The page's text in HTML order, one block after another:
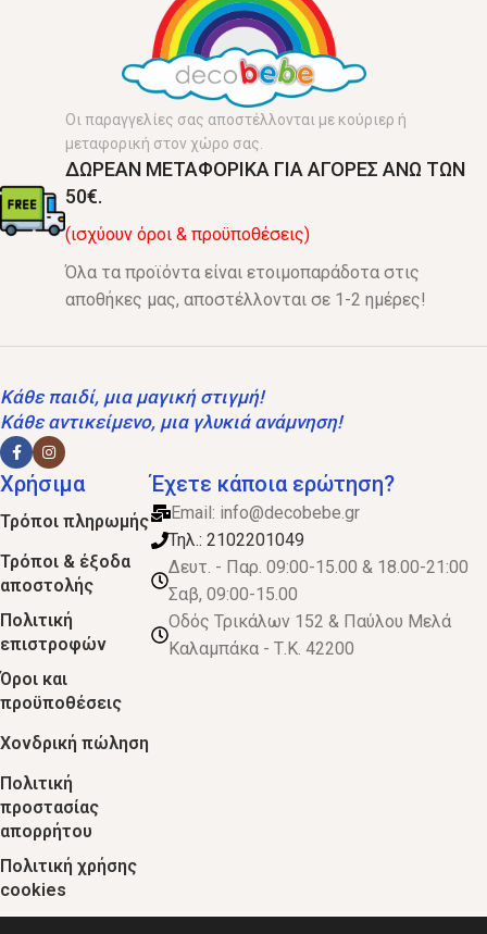
Οι παραγγελίες σας αποστέλλονται με κούριερ ή
μεταφορική στον χώρο σας.
ΔΩΡΕΑΝ ΜΕΤΑΦΟΡΙΚΑ ΓΙΑ ΑΓΟΡΕΣ ΑΝΩ ΤΩΝ
50€.
(ισχύουν όροι & προϋποθέσεις)
Όλα τα προϊόντα είναι ετοιμοπαράδοτα στις
αποθήκες μας, αποστέλλονται σε 1-2 ημέρες!
Κάθε παιδί, μια μαγική στιγμή!
Κάθε αντικείμενο, μια γλυκιά ανάμνηση!
Χρήσιμα
Τρόποι πληρωμής
Τρόποι & έξοδα
αποστολής
Πολιτική
επιστροφών
Όροι και
προϋποθέσεις
Χονδρική πώληση
Πολιτική
προστασίας
απορρήτου
Πολιτική χρήσης
cookies
Έχετε κάποια ερώτηση?
Email: info@decobebe.gr
Τηλ.: 2102201049
Δευτ. - Παρ. 09:00-15.00 & 18.00-21:00
Σαβ, 09:00-15.00
Οδός Τρικάλων 152 & Παύλου Μελά
Καλαμπάκα - Τ.Κ. 42200